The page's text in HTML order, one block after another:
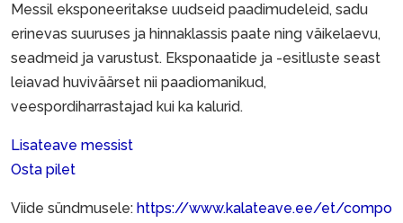
Messil eksponeeritakse uudseid paadimudeleid, sadu
erinevas suuruses ja hinnaklassis paate ning väikelaevu,
seadmeid ja varustust. Eksponaatide ja -esitluste seast
leiavad huviväärset nii paadiomanikud,
veespordiharrastajad kui ka kalurid.
Lisateave messist
Osta pilet
Viide sündmusele: https://www.kalateave.ee/et/compo